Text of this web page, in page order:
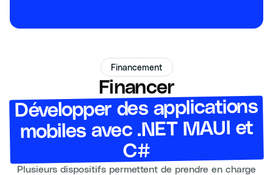
Financement
Financer
Développer des applications
mobiles avec .NET MAUI et
C#
Plusieurs dispositifs permettent de prendre en charge